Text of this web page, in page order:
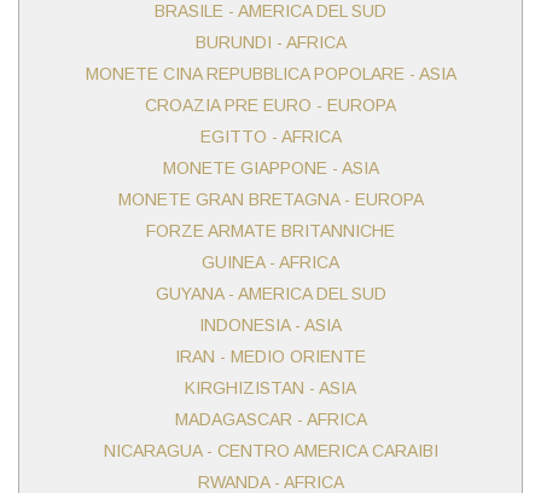
BRASILE - AMERICA DEL SUD
BURUNDI - AFRICA
MONETE CINA REPUBBLICA POPOLARE - ASIA
CROAZIA PRE EURO - EUROPA
EGITTO - AFRICA
MONETE GIAPPONE - ASIA
MONETE GRAN BRETAGNA - EUROPA
FORZE ARMATE BRITANNICHE
GUINEA - AFRICA
GUYANA - AMERICA DEL SUD
INDONESIA - ASIA
IRAN - MEDIO ORIENTE
KIRGHIZISTAN - ASIA
MADAGASCAR - AFRICA
NICARAGUA - CENTRO AMERICA CARAIBI
RWANDA - AFRICA